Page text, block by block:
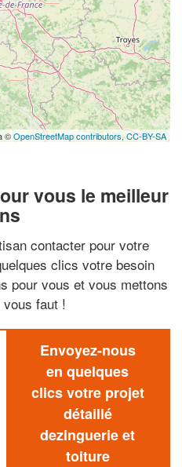
©OpenStreetMap contributors, CC-BY-SA
vous le meilleur
contacter pour votre
clics votre besoin
pour vous et vous mettons
faut !
Envoyez-nous
en quelques
clics votre projet
détaillé
dezinguerie et
toiture